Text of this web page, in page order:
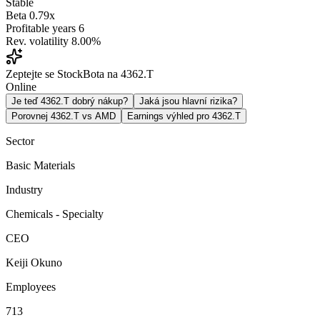
Stable
Beta 0.79x
Profitable years 6
Rev. volatility 8.00%
Zeptejte se StockBota na 4362.T
Online
Je teď 4362.T dobrý nákup?
Jaká jsou hlavní rizika?
Porovnej 4362.T vs AMD
Earnings výhled pro 4362.T
Sector
Basic Materials
Industry
Chemicals - Specialty
CEO
Keiji Okuno
Employees
713